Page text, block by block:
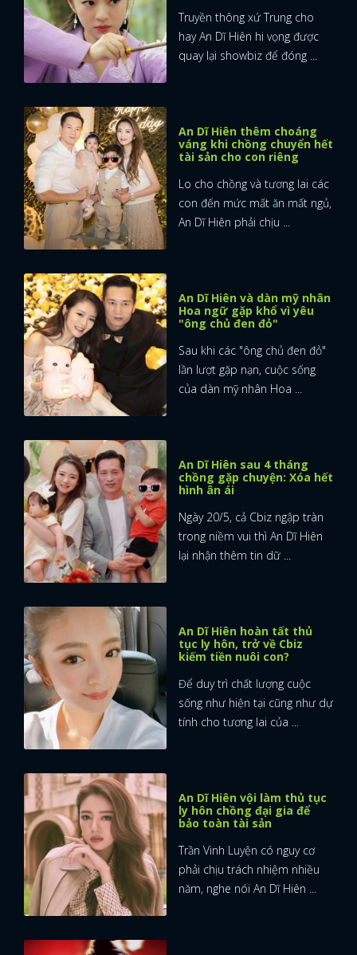
Truyền thông xứ Trung cho
hay An Dĩ Hiên hi vọng được
quay lại showbiz để đóng ...
An Dĩ Hiên thêm choáng
váng khi chồng chuyển hết
tài sản cho con riêng
Lo cho chồng và tương lai các
con đến mức mất ăn mất ngủ,
An Dĩ Hiên phải chịu ...
An Dĩ Hiên và dàn mỹ nhân
Hoa ngữ gặp khổ vì yêu
"ông chủ đen đỏ"
Sau khi các "ông chủ đen đỏ"
lần lượt gặp nạn, cuộc sống
của dàn mỹ nhân Hoa ...
An Dĩ Hiên sau 4 tháng
chồng gặp chuyện: Xóa hết
hình ân ái
Ngày 20/5, cả Cbiz ngập tràn
trong niềm vui thì An Dĩ Hiên
lại nhận thêm tin dữ ...
An Dĩ Hiên hoàn tất thủ
tục ly hôn, trở về Cbiz
kiếm tiền nuôi con?
Để duy trì chất lượng cuộc
sống như hiện tại cũng như dự
tính cho tương lai của ...
An Dĩ Hiên vội làm thủ tục
ly hôn chồng đại gia để
bảo toàn tài sản
Trần Vinh Luyện có nguy cơ
phải chịu trách nhiệm nhiều
năm, nghe nói An Dĩ Hiên ...